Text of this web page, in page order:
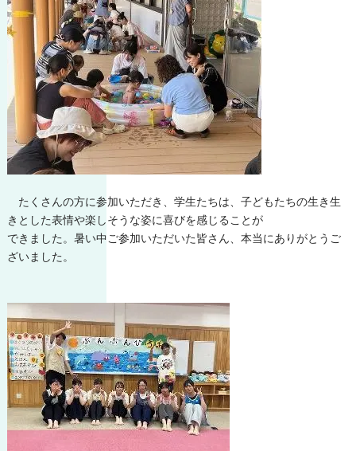
たくさんの方に参加いただき、学生たちは、子どもたちの生き生
きとした表情や楽しそうな姿に喜びを感じることが
できました。暑い中ご参加いただいた皆さん、本当にありがとうご
ざいました。